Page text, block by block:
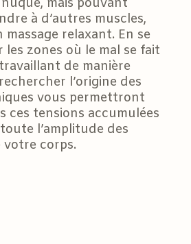
à d’autres muscles,
massage relaxant. En se
zones où le mal se fait
de manière
l’origine des
vous permettront
ces tensions accumulées
l’amplitude des
votre corps.